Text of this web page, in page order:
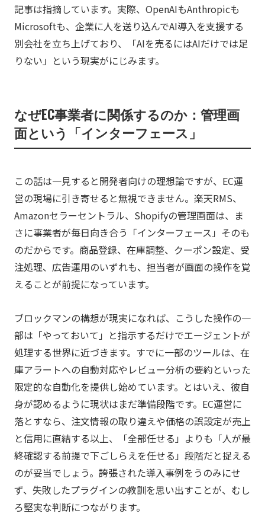
記事は指摘しています。実際、OpenAIもAnthropicも
Microsoftも、企業に人を送り込んでAI導入を支援する
別会社を立ち上げており、「AIを売るにはAIだけでは足
りない」という現実がにじみます。
なぜEC事業者に関係するのか：管理画
面という「インターフェース」
この話は一見すると開発者向けの理想論ですが、EC運
営の現場に引き寄せると無視できません。楽天RMS、
Amazonセラーセントラル、Shopifyの管理画面は、ま
さに事業者が毎日向き合う「インターフェース」そのも
のだからです。商品登録、在庫調整、クーポン設定、受
注処理、広告運用のいずれも、担当者が画面の操作を覚
えることが前提になっています。
ブロックマンの構想が現実になれば、こうした操作の一
部は「やっておいて」と指示するだけでエージェントが
処理する世界に近づきます。すでに一部のツールは、在
庫アラートへの自動対応やレビュー分析の要約といった
限定的な自動化を提供し始めています。とはいえ、彼自
身が認めるように現状はまだ準備段階です。EC運営に
落とすなら、注文情報の取り違えや価格の誤設定が売上
と信用に直結する以上、「全部任せる」よりも「人が最
終確認する前提で下ごしらえを任せる」段階だと捉える
のが妥当でしょう。誇張された導入事例をうのみにせ
ず、失敗したプラグインの教訓を思い出すことが、むし
ろ堅実な判断につながります。